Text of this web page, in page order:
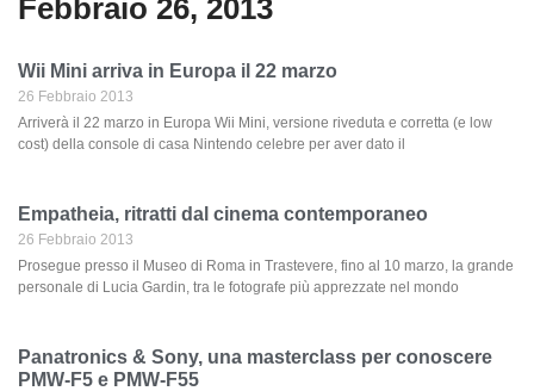
Febbraio 26, 2013
Wii Mini arriva in Europa il 22 marzo
26 Febbraio 2013
Arriverà il 22 marzo in Europa Wii Mini, versione riveduta e corretta (e low
cost) della console di casa Nintendo celebre per aver dato il
Empatheia, ritratti dal cinema contemporaneo
26 Febbraio 2013
Prosegue presso il Museo di Roma in Trastevere, fino al 10 marzo, la grande
personale di Lucia Gardin, tra le fotografe più apprezzate nel mondo
Panatronics & Sony, una masterclass per conoscere
PMW-F5 e PMW-F55